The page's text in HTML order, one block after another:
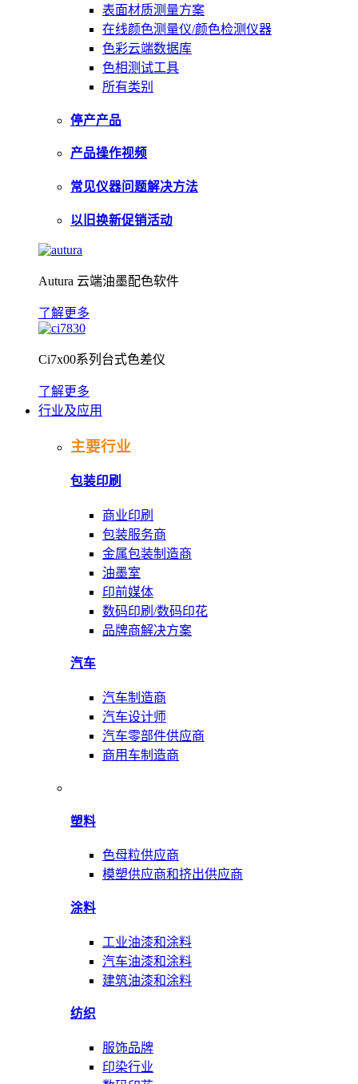
表面材质测量方案
在线颜色测量仪/颜色检测仪器
色彩云端数据库
色相测试工具
所有类别
停产产品
产品操作视频
常见仪器问题解决方法
以旧换新促销活动
Autura 云端油墨配色软件
了解更多
Ci7x00系列台式色差仪
了解更多
行业及应用
主要行业
包装印刷
商业印刷
包装服务商
金属包装制造商
油墨室
印前媒体
数码印刷/数码印花
品牌商解决方案
汽车
汽车制造商
汽车设计师
汽车零部件供应商
商用车制造商
塑料
色母粒供应商
模塑供应商和挤出供应商
涂料
工业油漆和涂料
汽车油漆和涂料
建筑油漆和涂料
纺织
服饰品牌
印染行业